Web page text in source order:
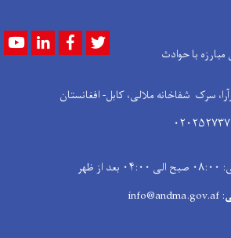
مبارزه با حوادث
YoutubeLinkedInFacebook
سرک شفاخانه ملالی، کابل- افغانستان
: info@andma.gov.af